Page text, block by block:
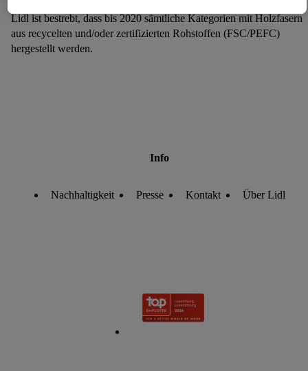
Lidl ist bestrebt, dass bis 2020 sämtliche Kategorien mit Holzfasern
aus recycelten und/oder zertifizierten Rohstoffen (FSC/PEFC)
hergestellt werden.
Info
Nachhaltigkeit Presse Kontakt Über Lidl